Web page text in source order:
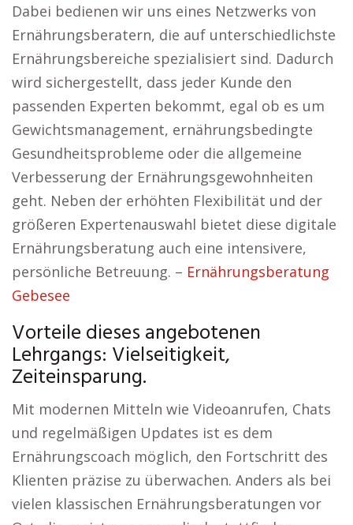
Dabei bedienen wir uns eines Netzwerks von
Ernährungsberatern, die auf unterschiedlichste
Ernährungsbereiche spezialisiert sind. Dadurch
wird sichergestellt, dass jeder Kunde den
passenden Experten bekommt, egal ob es um
Gewichtsmanagement, ernährungsbedingte
Gesundheitsprobleme oder die allgemeine
Verbesserung der Ernährungsgewohnheiten
geht. Neben der erhöhten Flexibilität und der
größeren Expertenauswahl bietet diese digitale
Ernährungsberatung auch eine intensivere,
persönliche Betreuung. – Ernährungsberatung
Gebesee
Vorteile dieses angebotenen
Lehrgangs: Vielseitigkeit,
Zeiteinsparung.
Mit modernen Mitteln wie Videoanrufen, Chats
und regelmäßigen Updates ist es dem
Ernährungscoach möglich, den Fortschritt des
Klienten präzise zu überwachen. Anders als bei
vielen klassischen Ernährungsberatungen vor